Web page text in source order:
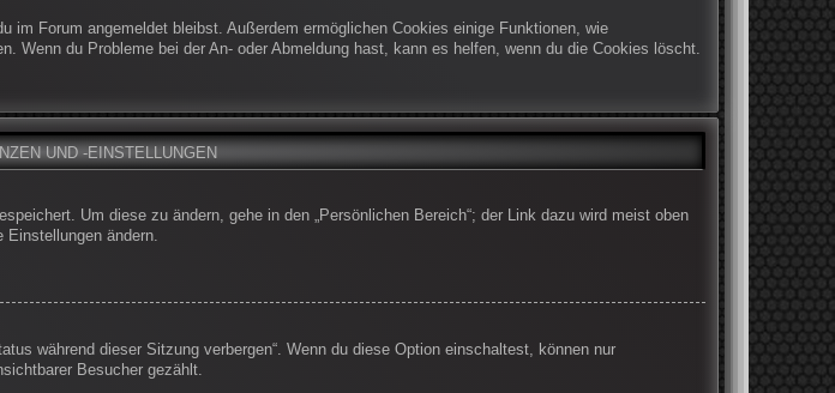
im Forum angemeldet bleibst. Außerdem ermöglichen Cookies einige Funktionen, wie
Wenn du Probleme bei der An- oder Abmeldung hast, kann es helfen, wenn du die Cookies löscht.
UND -EINSTELLUNGEN
Um diese zu ändern, gehe in den „Persönlichen Bereich“; der Link dazu wird meist oben
ändern.
während dieser Sitzung verbergen“. Wenn du diese Option einschaltest, können nur
Besucher gezählt.